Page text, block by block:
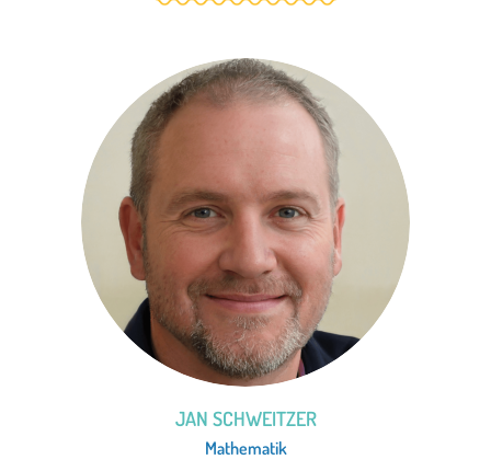
JAN SCHWEITZER
Mathematik